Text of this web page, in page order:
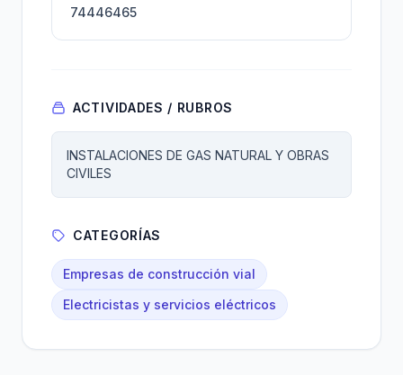
74446465
ACTIVIDADES / RUBROS
INSTALACIONES DE GAS NATURAL Y OBRAS
CIVILES
CATEGORÍAS
Empresas de construcción vial
Electricistas y servicios eléctricos